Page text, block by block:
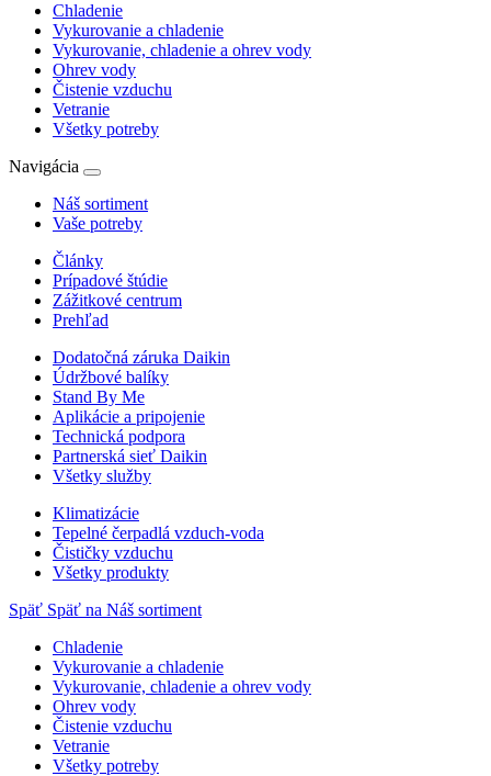
Chladenie
Vykurovanie a chladenie
Vykurovanie, chladenie a ohrev vody
Ohrev vody
Čistenie vzduchu
Vetranie
Všetky potreby
Navigácia
Náš sortiment
Vaše potreby
Články
Prípadové štúdie
Zážitkové centrum
Prehľad
Dodatočná záruka Daikin
Údržbové balíky
Stand By Me
Aplikácie a pripojenie
Technická podpora
Partnerská sieť Daikin
Všetky služby
Klimatizácie
Tepelné čerpadlá vzduch-voda
Čističky vzduchu
Všetky produkty
Späť Späť na Náš sortiment
Chladenie
Vykurovanie a chladenie
Vykurovanie, chladenie a ohrev vody
Ohrev vody
Čistenie vzduchu
Vetranie
Všetky potreby